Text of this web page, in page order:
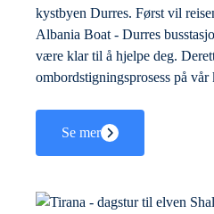
kystbyen Durres. Først vil
Albania Boat - Durres
være klar til å hjelpe deg.
ombordstigningsprosess på
Se mer